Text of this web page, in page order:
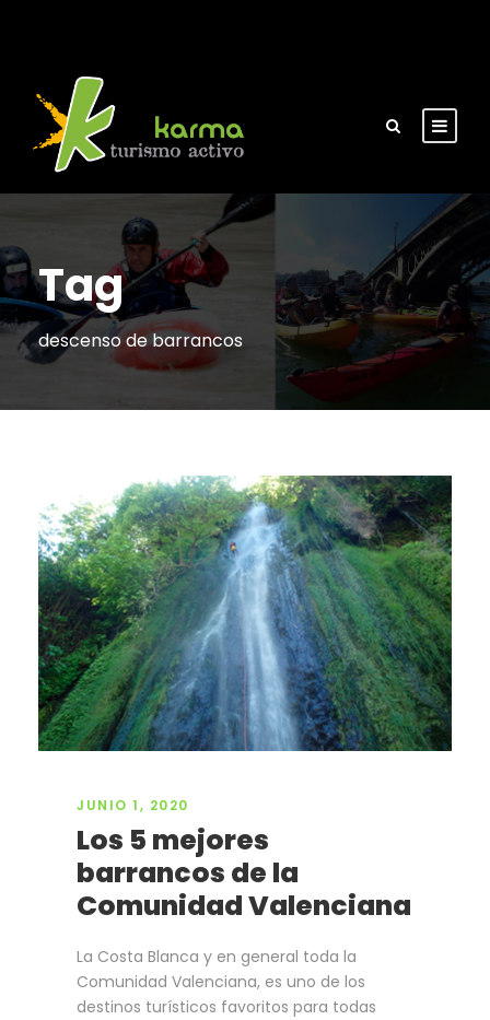
Tag
descenso de barrancos
JUNIO 1, 2020
Los 5 mejores
barrancos de la
Comunidad Valenciana
La Costa Blanca y en general toda la
Comunidad Valenciana, es uno de los
destinos turísticos favoritos para todas